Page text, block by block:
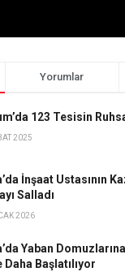
Yorumlar
123 Tesisin
2025
İnşaat Ustasının
Salladı
2026
Yaban
Daha Başlatılıyor